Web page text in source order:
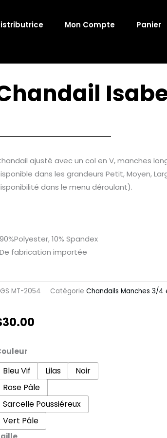
Mon Compte Panier
ajusté avec un col en V, manches
dans les grandeurs Petit, Moyen,
dans le menu déroulant).
10% Spandex
fabrication importée
MT-2054 Catégorie Chandails Manches 3/4
30.00
Bleu Vif Lilas
Noir
Rose Pâle
Sarcelle Poussiéreux
Vert Pâle
Isabelle